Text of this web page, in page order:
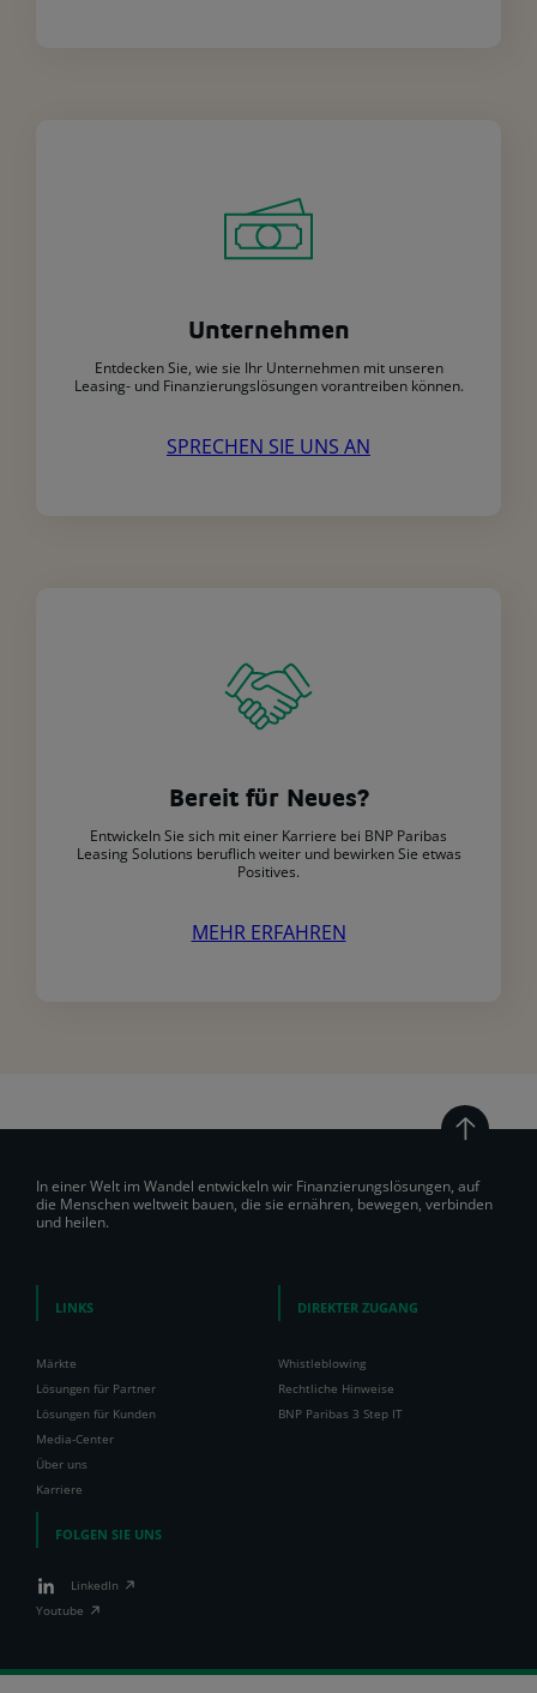
Unternehmen
Entdecken Sie, wie sie Ihr Unternehmen mit unseren
Leasing- und Finanzierungslösungen vorantreiben können.
SPRECHEN SIE UNS AN
Bereit für Neues?
Entwickeln Sie sich mit einer Karriere bei BNP Paribas
Leasing Solutions beruflich weiter und bewirken Sie etwas
Positives.
MEHR ERFAHREN
In einer Welt im Wandel entwickeln wir Finanzierungslösungen, auf
die Menschen weltweit bauen, die sie ernähren, bewegen, verbinden
und heilen.
LINKS
Märkte
Lösungen für Partner
Lösungen für Kunden
Media-Center
Über uns
Karriere
DIREKTER ZUGANG
Whistleblowing
Rechtliche Hinweise
BNP Paribas 3 Step IT
FOLGEN SIE UNS
LinkedIn
Youtube